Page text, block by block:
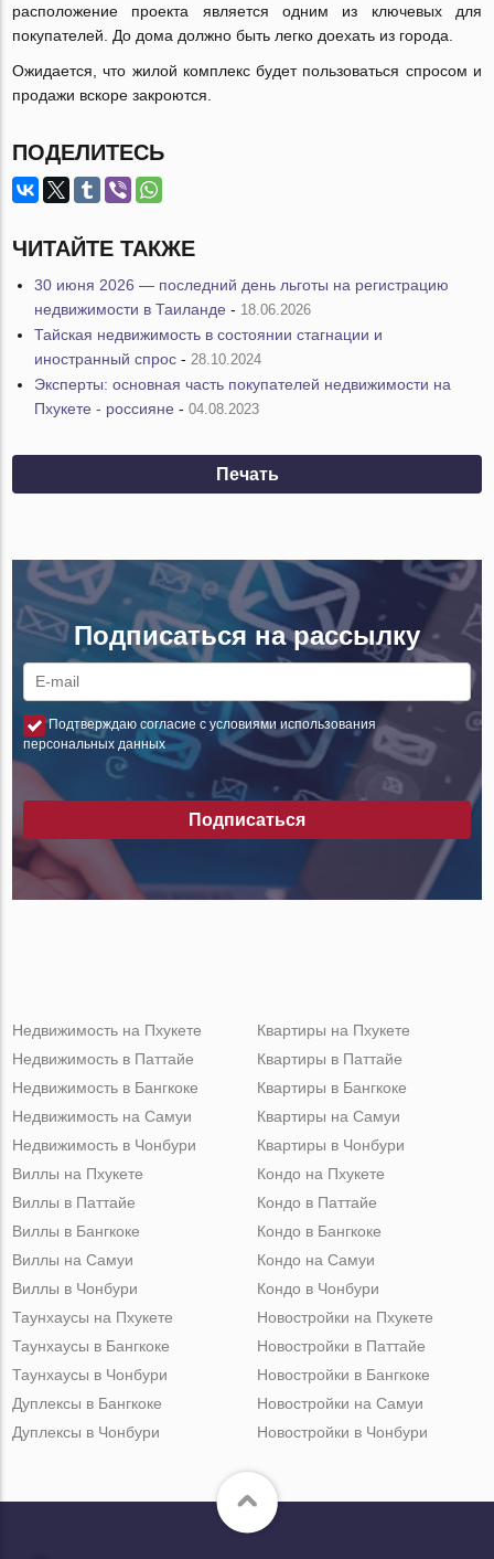
расположение проекта является одним из ключевых для
покупателей. До дома должно быть легко доехать из города.
Ожидается, что жилой комплекс будет пользоваться спросом и
продажи вскоре закроются.
ПОДЕЛИТЕСЬ
ЧИТАЙТЕ ТАКЖЕ
30 июня 2026 — последний день льготы на регистрацию
недвижимости в Таиланде - 18.06.2026
Тайская недвижимость в состоянии стагнации и
иностранный спрос - 28.10.2024
Эксперты: основная часть покупателей недвижимости на
Пхукете - россияне -04.08.2023
Печать
Подписаться на рассылку
Подтверждаю согласие с условиями использования
персональных данных
Подписаться
Недвижимость на Пхукете
Недвижимость в Паттайе
Недвижимость в Бангкоке
Недвижимость на Самуи
Недвижимость в Чонбури
Квартиры на Пхукете
Квартиры в Паттайе
Квартиры в Бангкоке
Квартиры на Самуи
Квартиры в Чонбури
Виллы на Пхукете
Виллы в Паттайе
Виллы в Бангкоке
Виллы на Самуи
Виллы в Чонбури
Кондо на Пхукете
Кондо в Паттайе
Кондо в Бангкоке
Кондо на Самуи
Кондо в Чонбури
Таунхаусы на Пхукете
Таунхаусы в Бангкоке
Таунхаусы в Чонбури
Дуплексы в Бангкоке
Дуплексы в Чонбури
Новостройки на Пхукете
Новостройки в Паттайе
Новостройки в Бангкоке
Новостройки на Самуи
Новостройки в Чонбури